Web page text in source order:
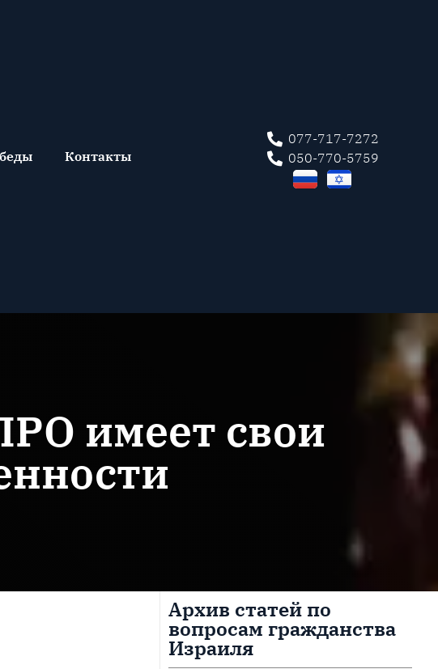
Контакты
077-717-7272
050-770-5759
имеет свои
Архив статей по
вопросам гражданства
Израиля